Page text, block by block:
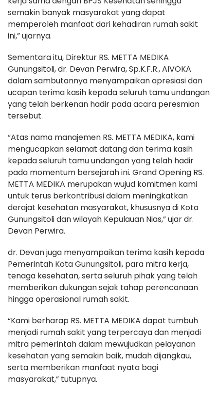
semakin banyak masyarakat yang dapat
memperoleh manfaat dari kehadiran rumah sakit
ini,” ujarnya.
Sementara itu, Direktur RS. METTA MEDIKA
Gunungsitoli, dr. Devan Perwira, Sp.K.F.R., AIVOKA
dalam sambutannya menyampaikan apresiasi dan
ucapan terima kasih kepada seluruh tamu undangan
yang telah berkenan hadir pada acara peresmian
tersebut.
“Atas nama manajemen RS. METTA MEDIKA, kami
mengucapkan selamat datang dan terima kasih
kepada seluruh tamu undangan yang telah hadir
pada momentum bersejarah ini. Grand Opening RS.
METTA MEDIKA merupakan wujud komitmen kami
untuk terus berkontribusi dalam meningkatkan
derajat kesehatan masyarakat, khususnya di Kota
Gunungsitoli dan wilayah Kepulauan Nias,” ujar dr.
Devan Perwira.
dr. Devan juga menyampaikan terima kasih kepada
Pemerintah Kota Gunungsitoli, para mitra kerja,
tenaga kesehatan, serta seluruh pihak yang telah
memberikan dukungan sejak tahap perencanaan
hingga operasional rumah sakit.
“Kami berharap RS. METTA MEDIKA dapat tumbuh
menjadi rumah sakit yang terpercaya dan menjadi
mitra pemerintah dalam mewujudkan pelayanan
kesehatan yang semakin baik, mudah dijangkau,
serta memberikan manfaat nyata bagi
masyarakat,” tutupnya.